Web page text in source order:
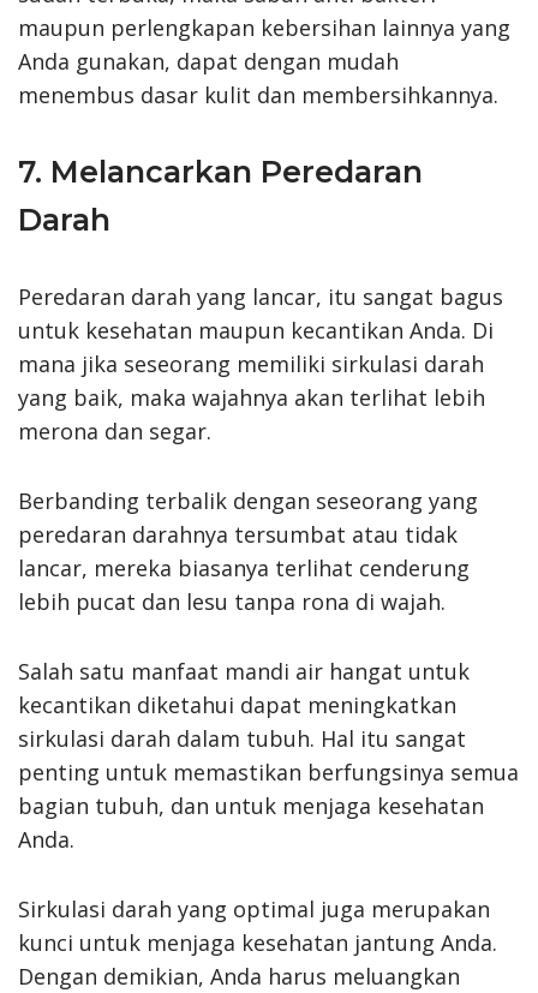
maupun perlengkapan kebersihan lainnya yang
Anda gunakan, dapat dengan mudah
menembus dasar kulit dan membersihkannya.
7. Melancarkan Peredaran
Darah
Peredaran darah yang lancar, itu sangat bagus
untuk kesehatan maupun kecantikan Anda. Di
mana jika seseorang memiliki sirkulasi darah
yang baik, maka wajahnya akan terlihat lebih
merona dan segar.
Berbanding terbalik dengan seseorang yang
peredaran darahnya tersumbat atau tidak
lancar, mereka biasanya terlihat cenderung
lebih pucat dan lesu tanpa rona di wajah.
Salah satu manfaat mandi air hangat untuk
kecantikan diketahui dapat meningkatkan
sirkulasi darah dalam tubuh. Hal itu sangat
penting untuk memastikan berfungsinya semua
bagian tubuh, dan untuk menjaga kesehatan
Anda.
Sirkulasi darah yang optimal juga merupakan
kunci untuk menjaga kesehatan jantung Anda.
Dengan demikian, Anda harus meluangkan